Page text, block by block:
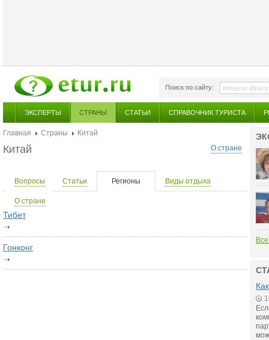
Поиск по сайту:
ЭКСПЕРТЫ СТРАНЫ СТАТЬИ СПРАВОЧНИК ТУРИСТА
Главная Страны
Китай
О стране
Китай
Вопросы Статьи Регионы Виды отдыха
О стране
Тибет
Гонконг